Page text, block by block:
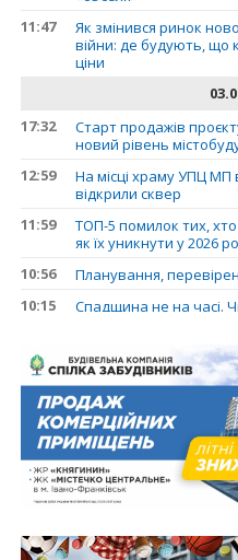
11:47
Як змінився ринок
війни: де будують, що
ціни
17:32
Старт продажів
новий рівень
12:59
На місці храму УПЦ МП
відкрили сквер
11:59
ТОП-5 помилок тих, хто
як їх уникнути у 2026
10:56
Планування,
10:15
Спадщина не на часі.
13:35
У Франківську
масив «Надрічний»
15:01
Ринок житла
серед лідерів за
Панчишин про
майбутнє міста